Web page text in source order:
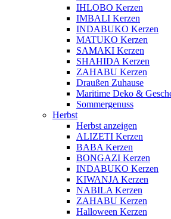
IHLOBO Kerzen
IMBALI Kerzen
INDABUKO Kerzen
MATUKO Kerzen
SAMAKI Kerzen
SHAHIDA Kerzen
ZAHABU Kerzen
Draußen Zuhause
Maritime Deko &
Sommergenuss
Herbst
Herbst anzeigen
ALIZETI Kerzen
BABA Kerzen
BONGAZI Kerzen
INDABUKO Kerzen
KIWANJA Kerzen
NABILA Kerzen
ZAHABU Kerzen
Halloween Kerzen